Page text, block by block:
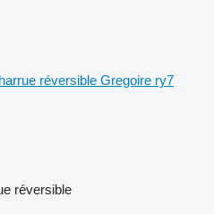
réversible Gregoire ry7
réversible